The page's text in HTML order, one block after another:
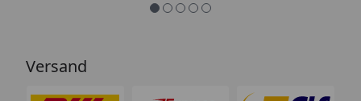
Versand